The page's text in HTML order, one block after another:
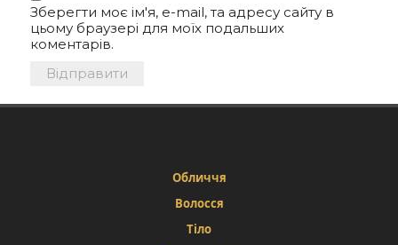
Зберегти моє ім'я, e-mail, та адресу сайту в
цьому браузері для моїх подальших
коментарів.
Обличчя
Волосся
Тіло